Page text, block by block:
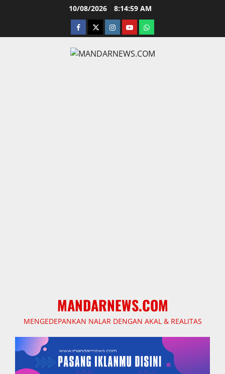
10/08/2026 8:15:00 AM
facebooktwitterinstagram.com
youtubewhatsapp
MANDARNEWS.COM
MENGEDEPANKAN NALAR DENGAN AKAL & REALITAS